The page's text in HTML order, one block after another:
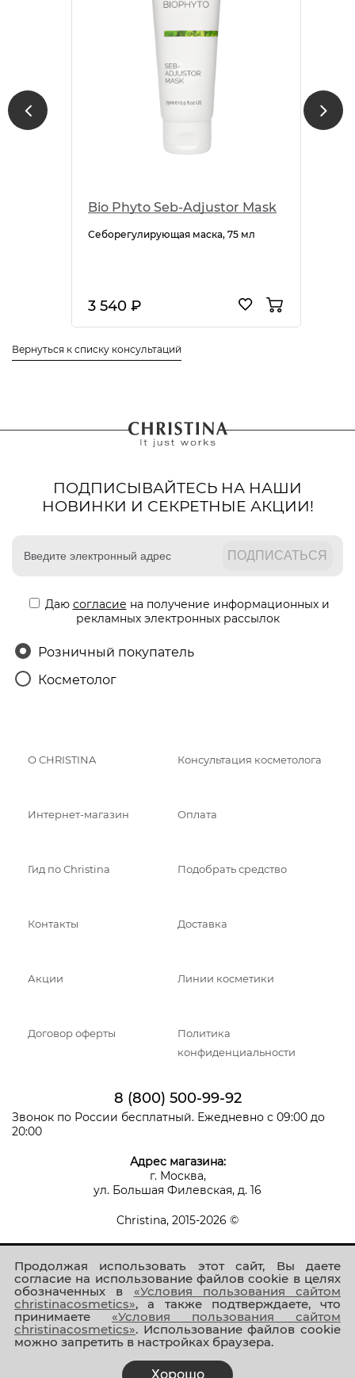
Продолжая использовать этот сайт, Вы даете
согласие на использование файлов cookie в целях
обозначенных в «Условия пользования сайтом
christinacosmetics», а также подтверждаете, что
принимаете «Условия пользования сайтом
christinacosmetics». Использование файлов cookie
можно запретить в настройках браузера.
Хорошо
Bio Phyto Seb-Adjustor Mask
Себорегулирующая маска, 75 мл
3 540 ₽
Вернуться к списку консультаций
ПОДПИСЫВАЙТЕСЬ НА НАШИ
НОВИНКИ И СЕКРЕТНЫЕ АКЦИИ!
Даю согласие на получение информационных и
рекламных электронных рассылок
Розничный покупатель
Косметолог
О CHRISTINA Консультация косметолога
Интернет-магазин Оплата
Гид по Christina Подобрать средство
Контакты Доставка
Акции Линии косметики
Договор оферты
Политика
конфиденциальности
8 (800) 500-99-92
Звонок по России бесплатный. Ежедневно с 09:00 до
20:00
Адрес магазина:
г. Москва,
ул. Большая Филевская, д. 16
Christina, 2015-2026 ©
Присоединяйтесь к нам!